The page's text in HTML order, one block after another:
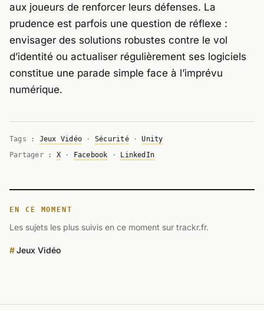
aux joueurs de renforcer leurs défenses. La
prudence est parfois une question de réflexe :
envisager des solutions robustes contre le vol
d’identité ou actualiser régulièrement ses logiciels
constitue une parade simple face à l’imprévu
numérique.
Tags : Jeux Vidéo · Sécurité·Unity
Partager : X· Facebook · LinkedIn
EN CE MOMENT
Les sujets les plus suivis en ce moment sur trackr.fr.
Jeux Vidéo